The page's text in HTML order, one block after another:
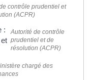
contrôle prudentiel et
(ACPR)
:
Autorité de contrôle
prudentiel et de
résolution (ACPR)
chargé des